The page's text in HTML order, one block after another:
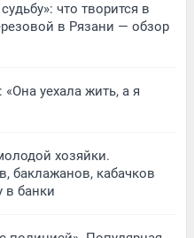
что творится в
в Рязани — обзор
уехала жить, а я
хозяйки.
баклажанов, кабачков
в банки